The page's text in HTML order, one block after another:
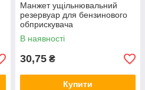
Манжет ущільнювальний
резервуар для бензинового
обприскувача
В наявності
30,75 ₴
Купити